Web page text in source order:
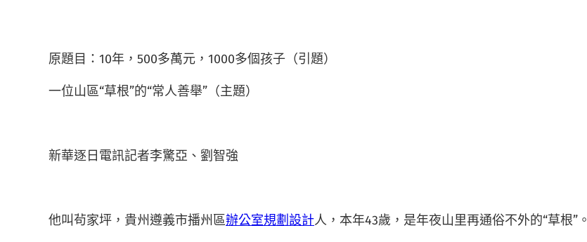
原題目：10年，500多萬元，1000多個孩子（引題）
一位山區“草根”的“常人善舉”（主題）
新華逐日電訊記者李驚亞、劉智強
他叫茍家坪，貴州遵義市播州區辦公室規劃設計人，本年43歲，是年夜山里再通俗不外的“草根”。